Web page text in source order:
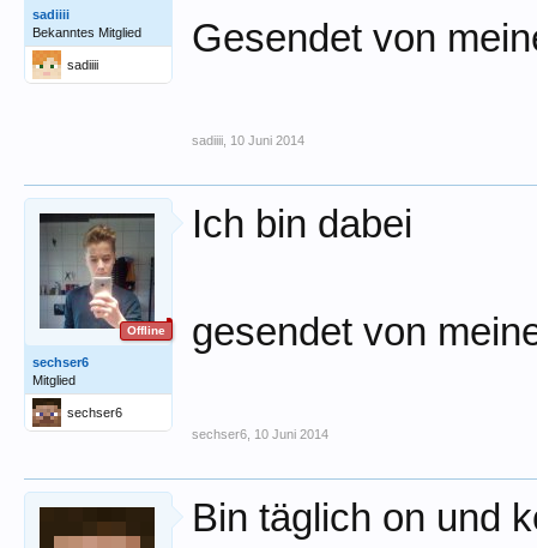
sadiiii
Bekanntes Mitglied
sadiiii
Gesendet von
sadiiii 10 Juni 2014
Offline
sechser6
Mitglied
sechser6
Ich bin dabei
gesendet von
sechser6 10 Juni 2014
Bin täglich on und